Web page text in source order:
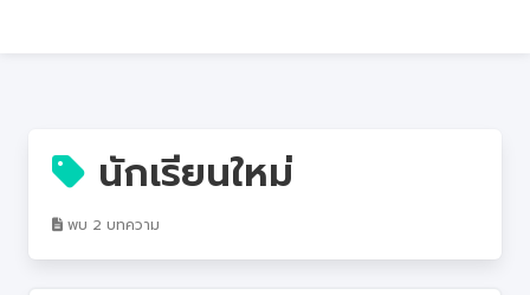
คลังข้อสอบนักเรียนใหม่
พบ 2 บทความ